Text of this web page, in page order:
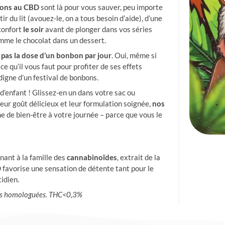
au CBDsont là pour vous sauver, peu importe
du lit (avouez-le, on a tous besoin d’aide), d’une
le soiravant de plonger dans vos séries
le chocolat dans un dessert.
la dose d’un bonbon par jour. Oui, même si
qu’il vous faut pour profiter de ses effets
d’un festival de bonbons.
! Glissez-en un dans votre sac ou
goût délicieux et leur formulation soignée, nos
de bien-être à votre journée – parce que vous le
à la famille des cannabinoïdes , extrait de la
une sensation de détente tant pour le
homologuées. THC<0,3%